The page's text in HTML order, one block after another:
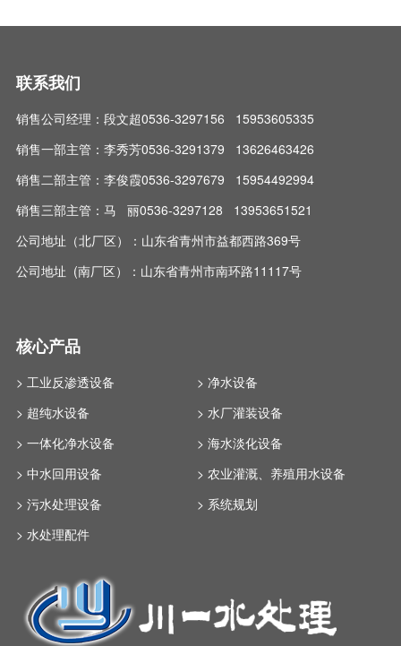
联系我们
销售公司经理：段文超0536-3297156 15953605335
销售一部主管：李秀芳0536-3291379 13626463426
销售二部主管：李俊霞0536-3297679 15954492994
销售三部主管：马 丽0536-3297128 13953651521
公司地址（北厂区）：山东省青州市益都西路369号
公司地址 (南厂区）：山东省青州市南环路11117号
核心产品
> 工业反渗透设备
> 净水设备
> 超纯水设备
> 水厂灌装设备
> 一体化净水设备
> 海水淡化设备
> 中水回用设备
> 农业灌溉、养殖用水设备
> 污水处理设备
> 系统规划
> 水处理配件